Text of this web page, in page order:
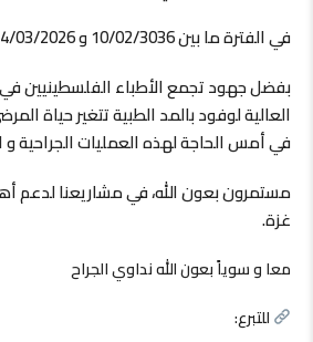
في الفترة ما بين 10/02/3036 و 24/03/2026 .
بفضل جهود تجمع الأطباء الفلسطينيين في
العالية لوفود بالمد الطبية تتغير حياة
في أمس الحاجة لهذه العمليات الجراحية و
مستمرون بعون الله، في مشاريعنا لدعم
غزة.
معا و سوياً بعون الله نداوي الجراح
للتبرع: